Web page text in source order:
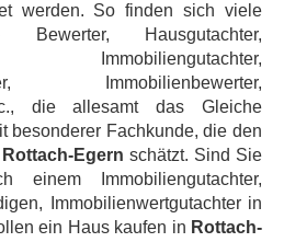
werden. So finden sich viele
Bewerter, Hausgutachter,
Immobilienbewerter,
die allesamt das Gleiche
besonderer Fachkunde, die den
Rottach-Egern schätzt. Sind Sie
Immobiliengutachter,
Immobilienwertgutachter in
ein Haus kaufen in Rottach-